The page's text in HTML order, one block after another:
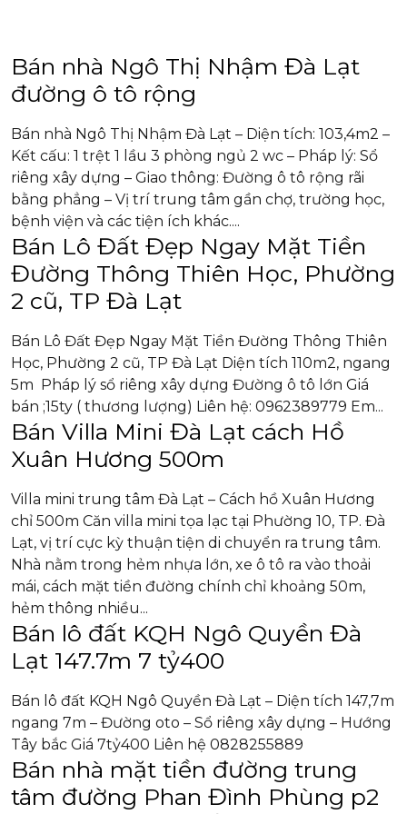
Bán nhà Ngô Thị Nhậm Đà Lạt
đường ô tô rộng
Bán nhà Ngô Thị Nhậm Đà Lạt – Diện tích: 103,4m2 –
Kết cấu: 1 trệt 1 lầu 3 phòng ngủ 2 wc – Pháp lý: Sổ
riêng xây dựng – Giao thông: Đường ô tô rộng rãi
bằng phẳng – Vị trí trung tâm gần chợ, trường học,
bệnh viện và các tiện ích khác....
Bán Lô Đất Đẹp Ngay Mặt Tiền
Đường Thông Thiên Học, Phường
2 cũ, TP Đà Lạt
Bán Lô Đất Đẹp Ngay Mặt Tiền Đường Thông Thiên
Học, Phường 2 cũ, TP Đà Lạt Diện tích 110m2, ngang
5m Pháp lý sổ riêng xây dựng Đường ô tô lớn Giá
bán ;15ty ( thương lượng) Liên hệ: 0962389779 Em...
Bán Villa Mini Đà Lạt cách Hồ
Xuân Hương 500m
Villa mini trung tâm Đà Lạt – Cách hồ Xuân Hương
chỉ 500m Căn villa mini tọa lạc tại Phường 10, TP. Đà
Lạt, vị trí cực kỳ thuận tiện di chuyển ra trung tâm.
Nhà nằm trong hẻm nhựa lớn, xe ô tô ra vào thoải
mái, cách mặt tiền đường chính chỉ khoảng 50m,
hẻm thông nhiều...
Bán lô đất KQH Ngô Quyền Đà
Lạt 147.7m 7 tỷ400
Bán lô đất KQH Ngô Quyền Đà Lạt – Diện tích 147,7m
ngang 7m – Đường oto – Sổ riêng xây dựng – Hướng
Tây bắc Giá 7tỷ400 Liên hệ 0828255889
Bán nhà mặt tiền đường trung
tâm đường Phan Đình Phùng p2